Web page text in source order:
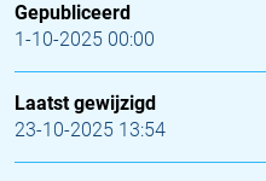
Gepubliceerd
1-10-2025 00:00
Laatst gewijzigd
23-10-2025 13:54